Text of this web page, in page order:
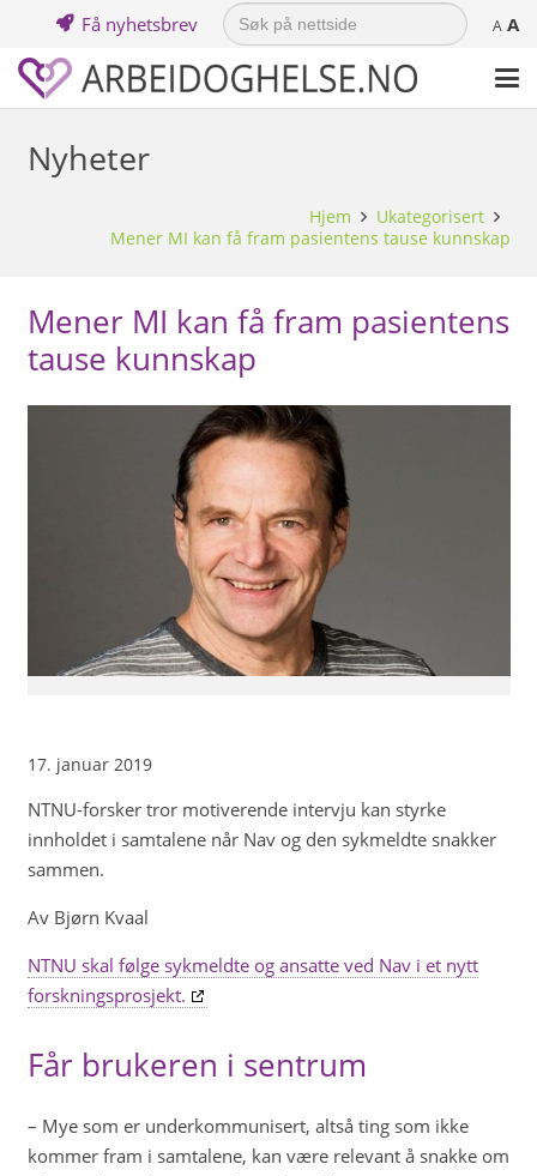
Få nyhetsbrev
Search
for: A A
Nyheter
Hjem
Ukategorisert
Mener MI kan få fram pasientens tause kunnskap
Mener MI kan få fram pasientens
tause kunnskap
17. januar 2019
NTNU-forsker tror motiverende intervju kan styrke
innholdet i samtalene når Nav og den sykmeldte snakker
sammen.
Av Bjørn Kvaal
NTNU skal følge sykmeldte og ansatte ved Nav i et nytt
forskningsprosjekt.
Får brukeren i sentrum
– Mye som er underkommunisert, altså ting som ikke
kommer fram i samtalene, kan være relevant å snakke om